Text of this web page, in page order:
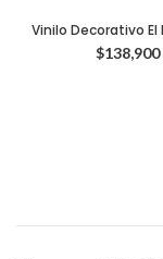
Vinilo Decorativo El
$138,900